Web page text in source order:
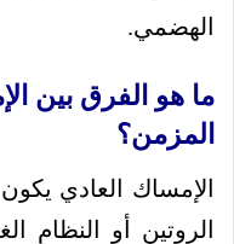
الهضمي.
ما هو الفرق بين
المزمن؟
الإمساك العادي
الروتين أو النظام